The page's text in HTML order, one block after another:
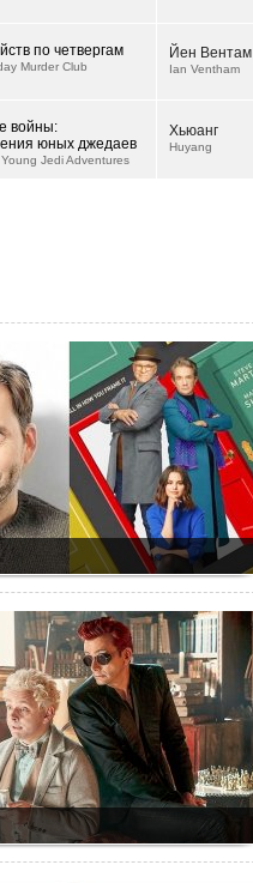
по четвергам
Murder Club
Йен Вентам
Ian Ventham
войны:
юных джедаев
Jedi Adventures
Хьюанг
Huyang